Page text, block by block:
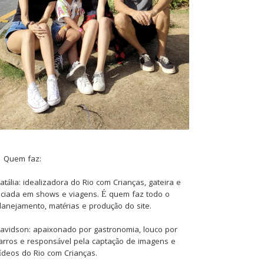
Quem faz:
idealizadora do Rio com Crianças, gateira e
em shows e viagens. É quem faz todo o
matérias e produção do site.
apaixonado por gastronomia, louco por
e responsável pela captação de imagens e
do Rio com Crianças.